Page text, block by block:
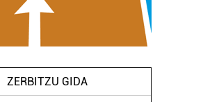
ZERBITZU GIDA